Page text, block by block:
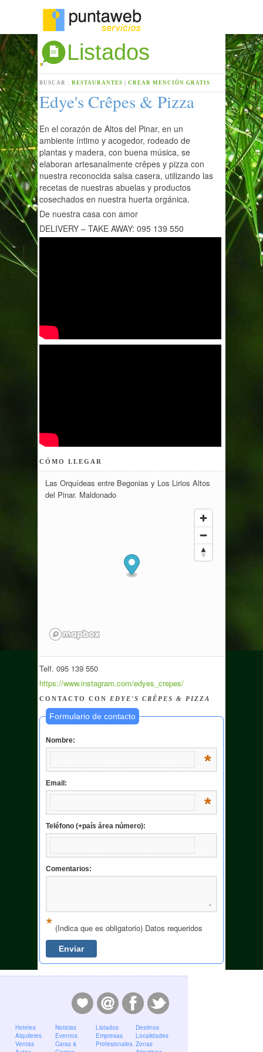
Listados
BUSCAR :RESTAURANTES |CREAR MENCIÓN GRATIS
Edye's Crêpes & Pizza
En el corazón de Altos del Pinar, en un
ambiente íntimo y acogedor, rodeado de
plantas y madera, con buena música, se
elaboran artesanalmente crêpes y pizza con
nuestra reconocida salsa casera, utilizando las
recetas de nuestras abuelas y productos
cosechados en nuestra huerta orgánica.
De nuestra casa con amor
DELIVERY – TAKE AWAY: 095 139 550
CÓMO LLEGAR
Las Orquídeas entre Begonias y Los Lirios Altos
del Pinar. Maldonado
Telf. 095 139 550
https://www.instagram.com/edyes_crepes/
CONTACTO CONEDYE'S CRÊPES & PIZZA
Formulario de contacto
Nombre:
*
Email:
*
Teléfono (+país área número):
Comentarios:
* (Indica que es obligatorio) Datos requeridos
Hoteles
Alquileres
Ventas
Noticias
Eventos
Caras &
Listados
Empresas
Profesionales
Destinos
Localidades
Zonas